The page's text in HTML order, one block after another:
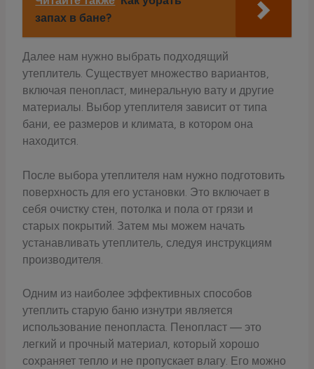
запах в бане?
Далее нам нужно выбрать подходящий
утеплитель. Существует множество вариантов,
включая пенопласт, минеральную вату и другие
материалы. Выбор утеплителя зависит от типа
бани, ее размеров и климата, в котором она
находится.
После выбора утеплителя нам нужно подготовить
поверхность для его установки. Это включает в
себя очистку стен, потолка и пола от грязи и
старых покрытий. Затем мы можем начать
устанавливать утеплитель, следуя инструкциям
производителя.
Одним из наиболее эффективных способов
утеплить старую баню изнутри является
использование пенопласта. Пенопласт — это
легкий и прочный материал, который хорошо
сохраняет тепло и не пропускает влагу. Его можно